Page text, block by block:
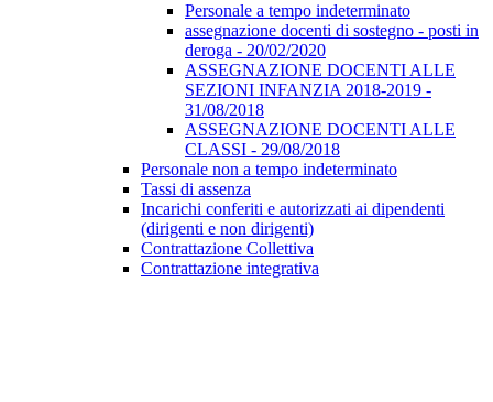
Personale a tempo indeterminato
assegnazione docenti di sostegno - posti in
deroga - 20/02/2020
ASSEGNAZIONE DOCENTI ALLE
SEZIONI INFANZIA 2018-2019 -
31/08/2018
ASSEGNAZIONE DOCENTI ALLE
CLASSI - 29/08/2018
Personale non a tempo indeterminato
Tassi di assenza
Incarichi conferiti e autorizzati ai dipendenti
(dirigenti e non dirigenti)
Contrattazione Collettiva
Contrattazione integrativa